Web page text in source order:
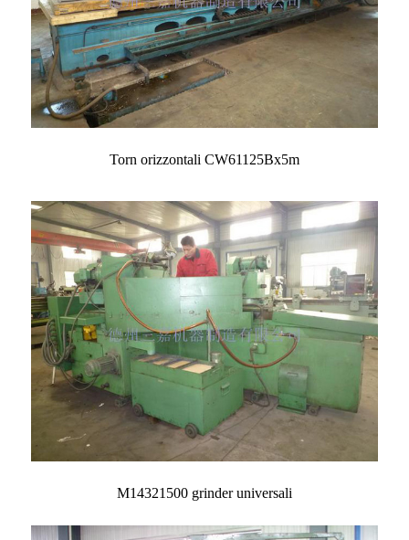
Torn orizzontali CW61125Bx5m
M14321500 grinder universali